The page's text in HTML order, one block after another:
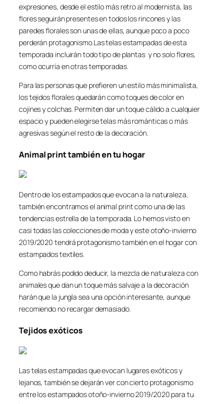
expresiones, desde el estilo más retro al modernista, las
flores seguirán presentes en todos los rincones y las
paredes florales son unas de ellas, aunque poco a poco
perderán protagonismo.Las telas estampadas de esta
temporada incluirán todo tipo de plantas y no solo flores,
como ocurría en otras temporadas.
Para las personas que prefieren un estilo más minimalista,
los tejidos florales quedarán como toques de color en
cojines y colchas. Permiten dar un toque cálido a cualquier
espacio y pueden elegirse telas más románticas o más
agresivas según el resto de la decoración.
Animal print también en tu hogar
Dentro de los estampados que evocan a la naturaleza,
también encontramos el animal print como una de las
tendencias estrella de la temporada. Lo hemos visto en
casi todas las colecciones de moda y este otoño-invierno
2019/2020 tendrá protagonismo también en el hogar con
estampados textiles.
Como habrás podido deducir, la mezcla de naturaleza con
animales que dan un toque más salvaje a la decoración
harán que la jungla sea una opción interesante, aunque
recomiendo no recargar demasiado.
Tejidos exóticos
Las telas estampadas que evocan lugares exóticos y
lejanos, también se dejarán ver con cierto protagonismo
entre los estampados otoño-invierno 2019/2020 para tu